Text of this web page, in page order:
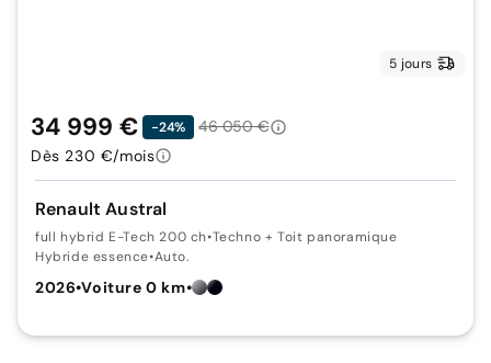
5 jours
Renault Austral
full hybrid E-Tech 200 ch•Techno + Toit panoramique
Hybride essence•Auto.
2026•Voiture 0 km•
34 999 € -24%
46 050 €
Dès 230 €/mois